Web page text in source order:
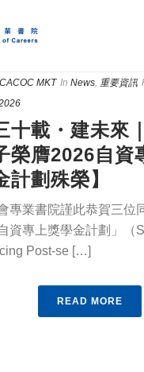
MKT In News, 重要資訊
十載・建未來
榮膺2026自資
計劃殊榮】
專業書院謹此恭賀三位
資專上獎學金計劃」（
Post-se […]
READ MORE